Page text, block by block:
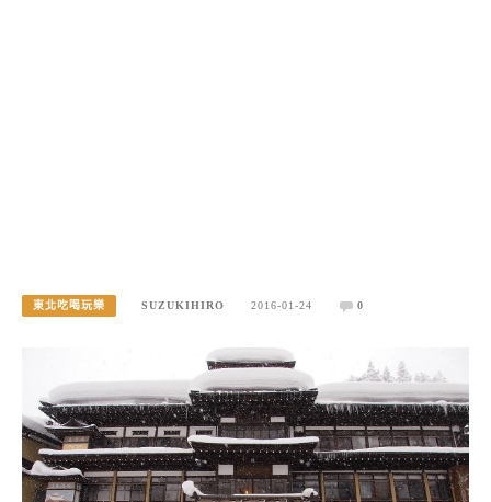
東北吃喝玩樂 SUZUKIHIRO 2016-01-24 0